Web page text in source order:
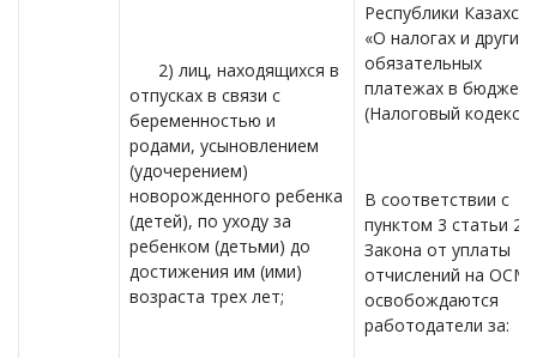
2) лиц, находящихся в
отпусках в связи с
беременностью и
родами, усыновлением
(удочерением)
новорожденного ребенка
(детей), по уходу за
ребенком (детьми) до
достижения им (ими)
возраста трех лет;
Республики
«О налогах и других
обязательных
платежах в бюджет»
(Налоговый кодекс).
В соответствии с
пунктом 3 статьи 27
Закона от уплаты
отчислений на
освобождаются
работодатели за: